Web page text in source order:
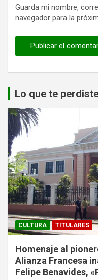
Guarda mi nombre,
navegador para la
Lo que te
CULTURA TITULARES
Homenaje al
Alianza Francesa
Felipe Benavides,